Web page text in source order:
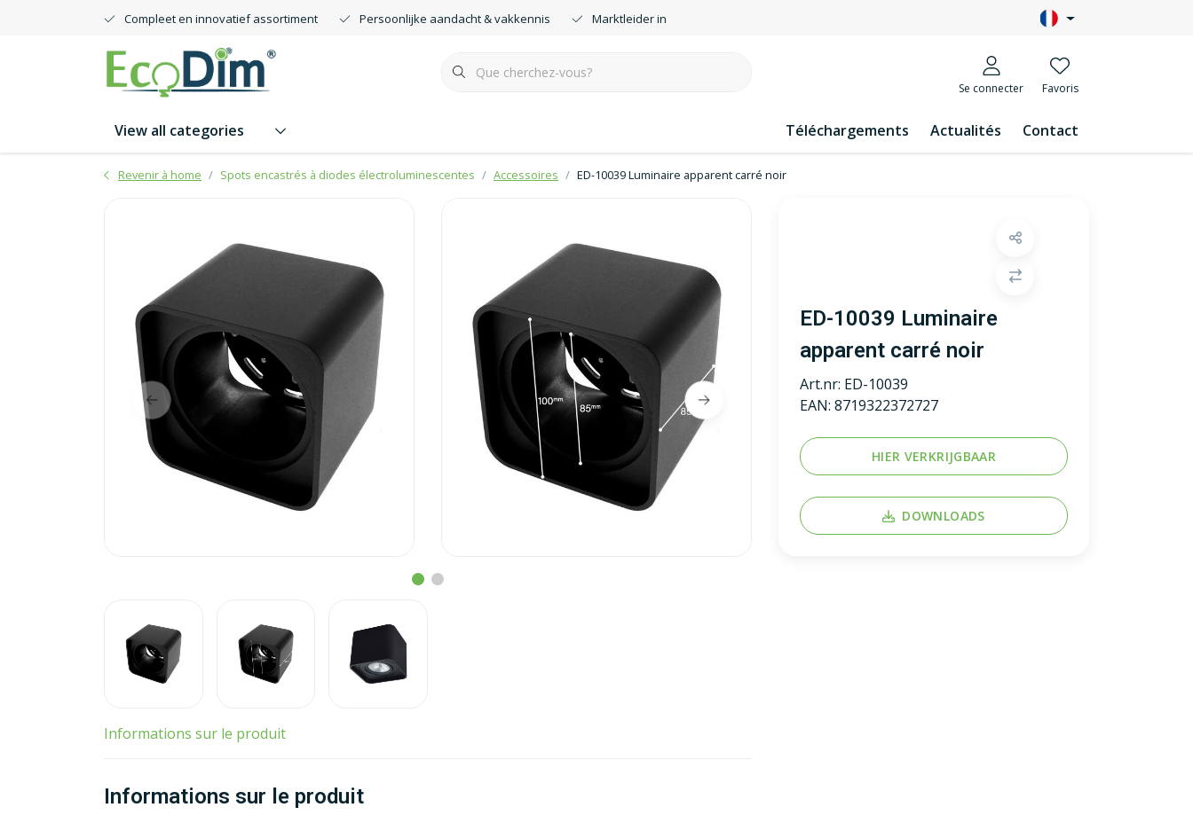
Compleet en innovatief assortiment Persoonlijke aandacht & vakkennis Marktleider in smartdimmers
Se connecter Favoris
View all categories Téléchargements Actualités Contact
Revenir à home Spots encastrés à diodes électroluminescentes Accessoires ED-10039 Luminaire apparent carré noir
ED-10039 Luminaire
apparent carré noir
Art.nr: ED-10039
EAN: 8719322372727
HIER VERKRIJGBAAR
DOWNLOADS
Informations sur le produit
Informations sur le produit